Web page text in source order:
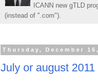
ICANN new gTLD
(instead of ".com").
Thursday, December
July or august 2011